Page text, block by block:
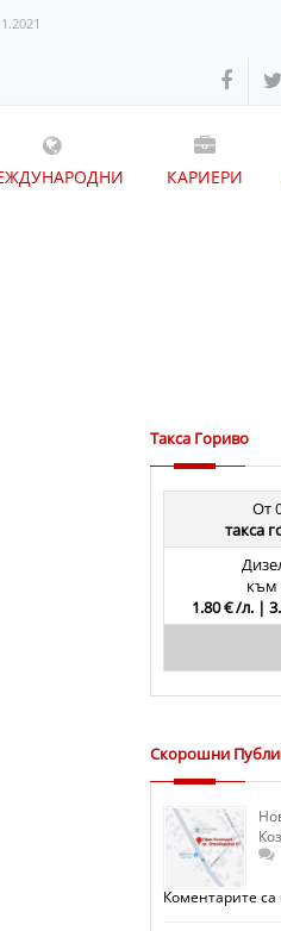
КАРИЕРИ
Такса Гориво
От
такса
към
1.80 € /л. |
Скорошни
Коментарите